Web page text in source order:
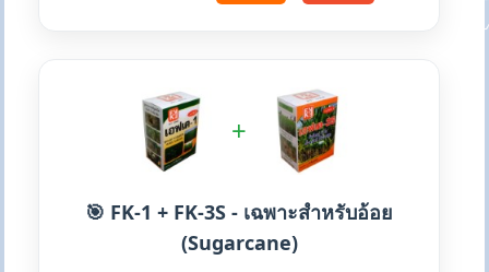
+
🎯 FK-1 + FK-3S - เฉพาะสำหรับอ้อย
(Sugarcane)